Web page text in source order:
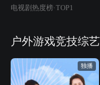
电视剧热度榜·TOP1
户外游戏竞技综艺
独播